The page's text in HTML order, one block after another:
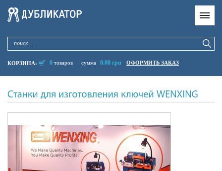
КОРЗИНА: 0 товаров сумма 0.00 грн ОФОРМИТЬ ЗАКАЗ